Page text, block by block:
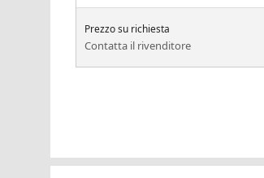
Prezzo su richiesta
Contatta il rivenditore